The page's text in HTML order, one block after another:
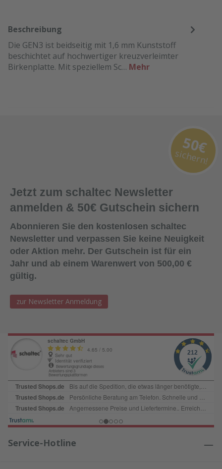
Beschreibung
Die GEN3 ist beidseitig mit 1,6 mm Kunststoff
beschichtet auf hochwertiger kreuzverleimter
Birkenplatte. Mit speziellem Sc… Mehr
Jetzt zum schaltec Newsletter
anmelden & 50€ Gutschein sichern
Abonnieren Sie den kostenlosen schaltec
Newsletter und verpassen Sie keine Neuigkeit
oder Aktion mehr. Der Gutschein ist für ein
Jahr und ab einem Warenwert von 500,00 €
gültig.
zur Newsletter Anmeldung
50€
sichern!
Service-Hotline